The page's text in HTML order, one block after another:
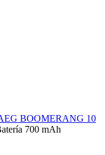
BOOMERANG 10
700 mAh